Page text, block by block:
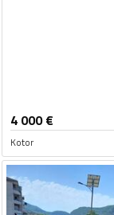
4 000€
Kotor